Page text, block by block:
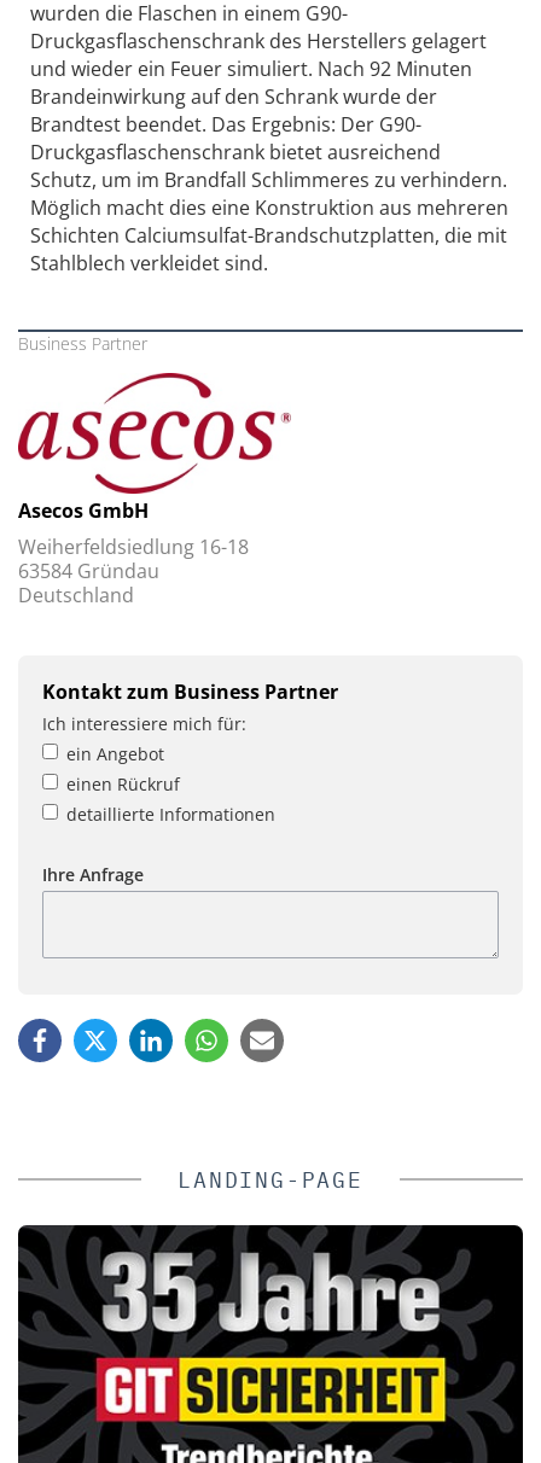
wurden die Flaschen in einem G90-
Druckgasflaschenschrank des Herstellers gelagert
und wieder ein Feuer simuliert. Nach 92 Minuten
Brandeinwirkung auf den Schrank wurde der
Brandtest beendet. Das Ergebnis: Der G90-
Druckgasflaschenschrank bietet ausreichend
Schutz, um im Brandfall Schlimmeres zu verhindern.
Möglich macht dies eine Konstruktion aus mehreren
Schichten Calciumsulfat-Brandschutzplatten, die mit
Stahlblech verkleidet sind.
Business Partner
Asecos GmbH
Weiherfeldsiedlung 16-18
63584 Gründau
Deutschland
Kontakt zum Business Partner
Ich interessiere mich für:
ein Angebot
einen Rückruf
detaillierte Informationen
Ihre Anfrage
LANDING-PAGE